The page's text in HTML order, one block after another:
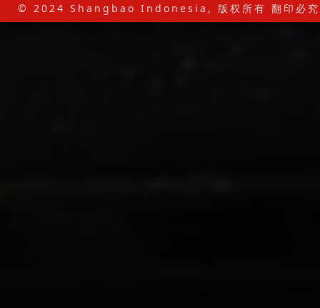
© 2024 Shangbao Indonesia, 版权所有 翻印必